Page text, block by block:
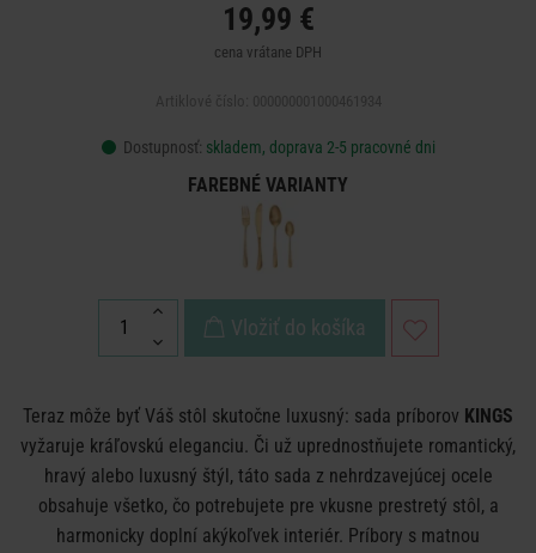
19,99 €
cena vrátane DPH
Dostupnosť: skladem, doprava 2-5 pracovné dni
FAREBNÉ VARIANTY
Vložiť do košíka
Teraz môže byť Váš stôl skutočne luxusný: sada príborov KINGS
vyžaruje kráľovskú eleganciu. Či už uprednostňujete romantický,
hravý alebo luxusný štýl, táto sada z nehrdzavejúcej ocele
obsahuje všetko, čo potrebujete pre vkusne prestretý stôl, a
harmonicky doplní akýkoľvek interiér. Príbory s matnou